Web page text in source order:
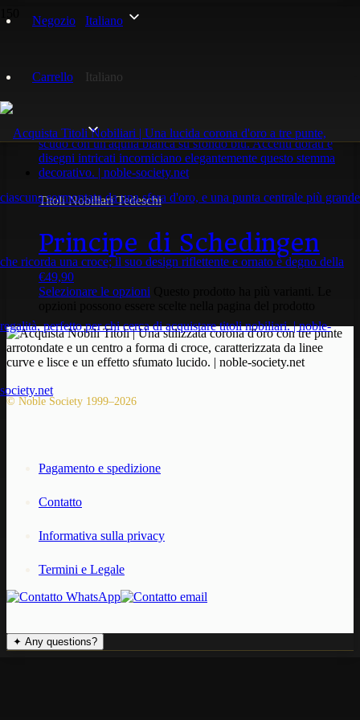
Negozio
Carrello
Italiano
Italiano
Visualizzazione del risultato
Titoli Nobiliari Tedeschi
Principe di Schedingen
€49,90
Selezionare le opzioni
© Noble Society 1999–2026
Pagamento e spedizione
Contatto
Informativa sulla privacy
Termini e Legale
✦ Any questions?